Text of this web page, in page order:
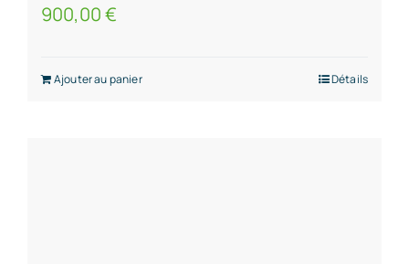
900,00€
Ajouter au panier Détails